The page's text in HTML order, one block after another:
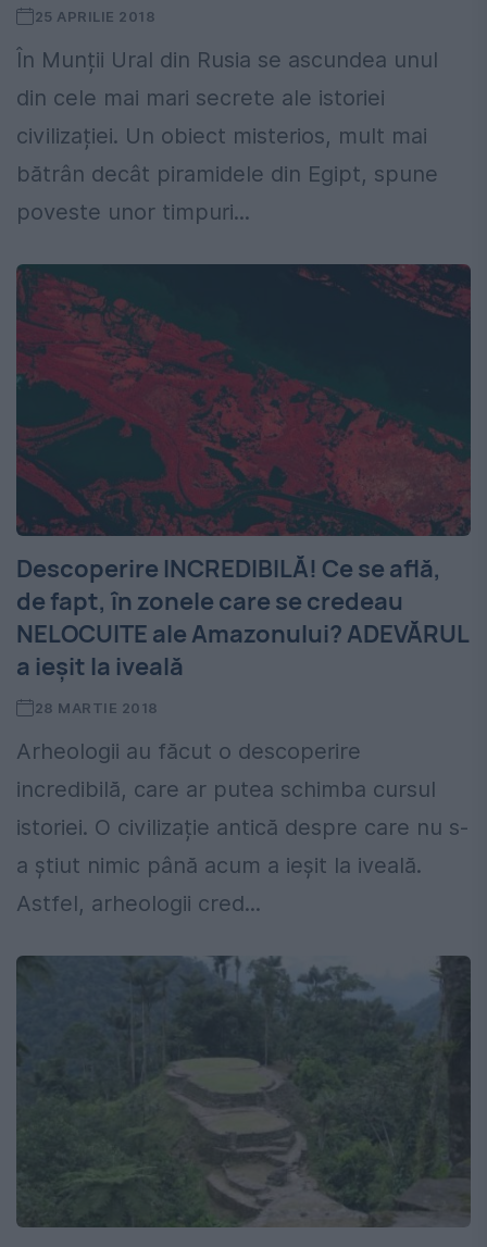
25 APRILIE 2018
În Munții Ural din Rusia se ascundea unul
din cele mai mari secrete ale istoriei
civilizației. Un obiect misterios, mult mai
bătrân decât piramidele din Egipt, spune
poveste unor timpuri...
Descoperire INCREDIBILĂ! Ce se află,
de fapt, în zonele care se credeau
NELOCUITE ale Amazonului? ADEVĂRUL
a ieșit la iveală
28 MARTIE 2018
Arheologii au făcut o descoperire
incredibilă, care ar putea schimba cursul
istoriei. O civilizație antică despre care nu s-
a știut nimic până acum a ieșit la iveală.
Astfel, arheologii cred...